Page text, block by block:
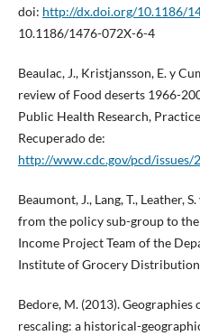
doi: http://dx.doi.org/10.1186/
10.1186/1476-072X-6-4
Beaulac, J., Kristjansson, E. y
review of Food deserts 1966-
Public Health Research,
Recuperado de:
http://www.cdc.gov/pcd/
Beaumont, J., Lang, T., Leather,
from the policy sub-group to
Income Project Team of the
Institute of Grocery
Bedore, M. (2013).
rescaling: a historical-